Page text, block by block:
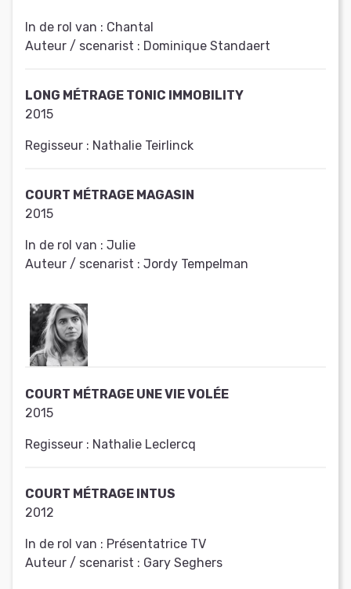
In de rol van : Chantal
Auteur / scenarist : Dominique Standaert
LONG MÉTRAGE TONIC IMMOBILITY
2015
Regisseur : Nathalie Teirlinck
COURT MÉTRAGE MAGASIN
2015
In de rol van : Julie
Auteur / scenarist : Jordy Tempelman
COURT MÉTRAGE UNE VIE VOLÉE
2015
Regisseur : Nathalie Leclercq
COURT MÉTRAGE INTUS
2012
In de rol van : Présentatrice TV
Auteur / scenarist : Gary Seghers